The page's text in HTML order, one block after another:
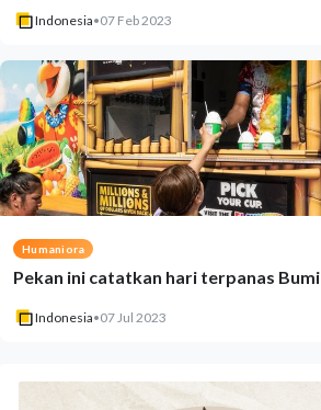
Indonesia•07 Feb 2023
Humaniora
Pekan ini catatkan hari terpanas Bumi
Indonesia•07 Jul 2023